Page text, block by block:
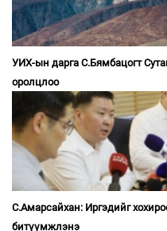
УИХ-ын дарга С.Бямбацогт
оролцлоо
С.Амарсайхан: Иргэдийг
битүүмжлэнэ